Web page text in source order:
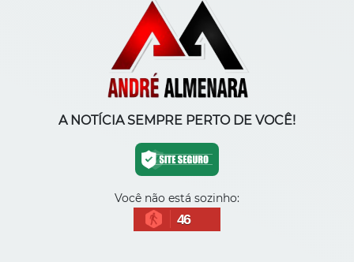
A NOTÍCIA SEMPRE PERTO DE VOCÊ!
Você não está sozinho:
46